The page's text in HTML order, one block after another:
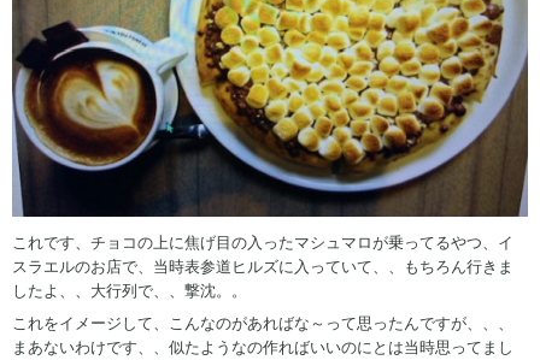
これです、チョコの上に焦げ目の入ったマシュマロが乗ってるやつ、イ
スラエルのお店で、当時表参道ヒルズに入っていて、、もちろん行きま
したよ、、大行列で、、撃沈。。
これをイメージして、こんなのがあればな～って思ったんですが、、、
まあないわけです、、似たようなの作ればいいのにとは当時思ってまし